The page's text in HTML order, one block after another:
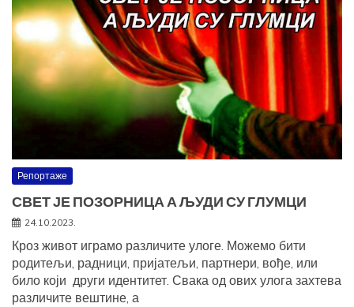
Репортаже
СВЕТ ЈЕ ПОЗОРНИЦА А ЉУДИ СУ ГЛУМЦИ
24.10.2023.
Кроз живот играмо различите улоге. Можемо бити
родитељи, радници, пријатељи, партнери, вође, или
било који други идентитет. Свака од ових улога захтева
различите вештине, а